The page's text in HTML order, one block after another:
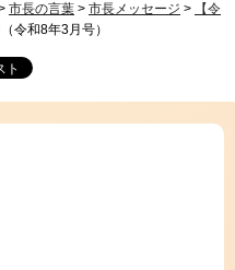
市長の言葉 > 市長メッセージ >
【令
令和8年3月号）